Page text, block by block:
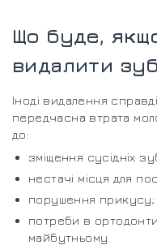
Що буде,
видалити
Іноді видалення
передчасна втрата
до:
зміщення сусідніх
нестачі місця для
порушення прикусу;
потреби в
майбутньому.